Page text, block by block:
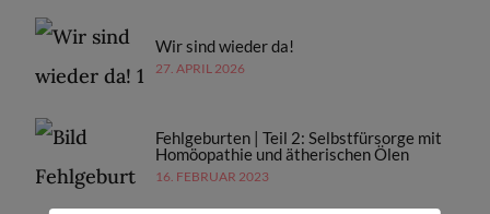
Wir sind wieder da!
27. APRIL 2026
Fehlgeburten | Teil 2: Selbstfürsorge mit
Homöopathie und ätherischen Ölen
16. FEBRUAR 2023